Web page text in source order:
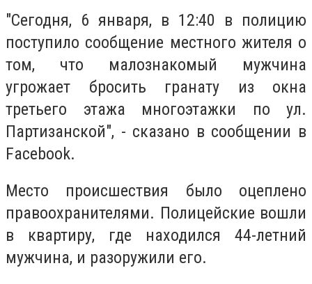
"Сегодня, 6 января, в 12:40 в полицию
поступило сообщение местного жителя о
том, что малознакомый мужчина
угрожает бросить гранату из окна
третьего этажа многоэтажки по ул.
Партизанской", - сказано в сообщении в
Faceboоk.
Место происшествия было оцеплено
правоохранителями. Полицейские вошли
в квартиру, где находился 44-летний
мужчина, и разоружили его.